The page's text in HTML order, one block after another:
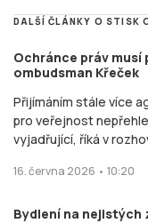
DALŠÍ ČLÁNKY O STISK
Ochránce práv
ombudsman Křeček
Přijímáním stále více
pro veřejnost
vyjadřující, říká v
16. června 2026 • 10:20
Bydlení na nejistých